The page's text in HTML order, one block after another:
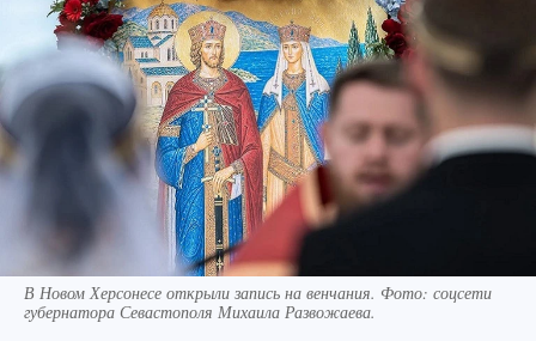
В Новом Херсонесе открыли запись на венчания. Фото: соцсети
губернатора Севастополя Михаила Развожаева.